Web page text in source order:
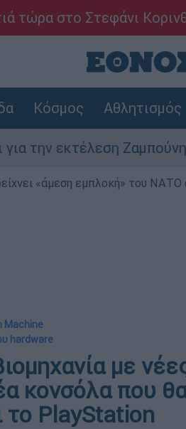
τώρα στο Στεφάνι
Κόσμος Αθλητισμός
Ζαμπούνη
«άμεση εμπλοκή» του ΝΑΤΟ
Machine
hardware
με
κονσόλα που
το PlayStation